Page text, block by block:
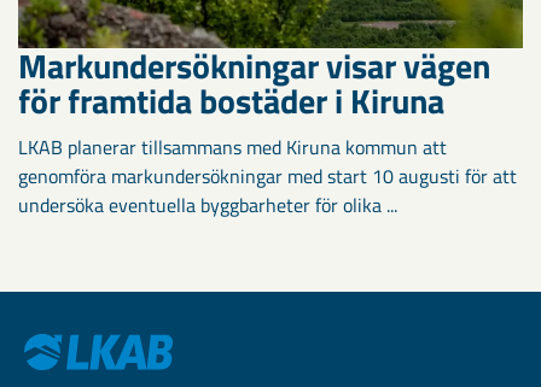
Markundersökningar visar vägen
för framtida bostäder i Kiruna
LKAB planerar tillsammans med Kiruna kommun att
genomföra markundersökningar med start 10 augusti för att
undersöka eventuella byggbarheter för olika ...